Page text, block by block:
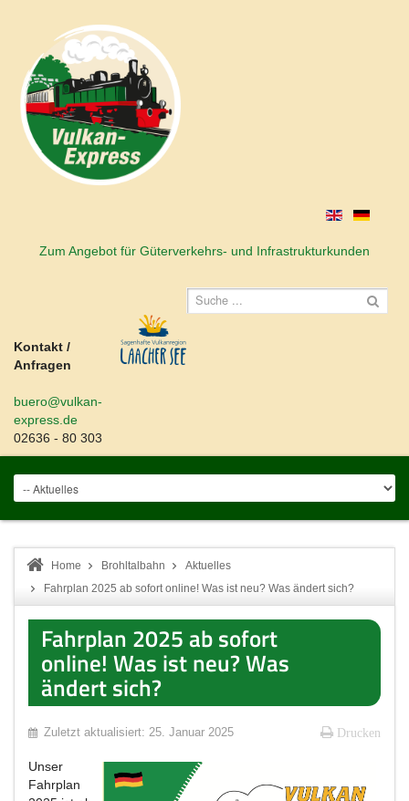
Zum Angebot für Güterverkehrs- und Infrastrukturkunden
Kontakt /
Anfragen
buero@vulkan-
express.de
02636 - 80 303
Home Brohltalbahn
Aktuelles
Fahrplan 2025 ab sofort online! Was ist neu? Was ändert sich?
Fahrplan 2025 ab sofort
online! Was ist neu? Was
ändert sich?
Drucken
Zuletzt aktualisiert: 25. Januar 2025
Unser
Fahrplan